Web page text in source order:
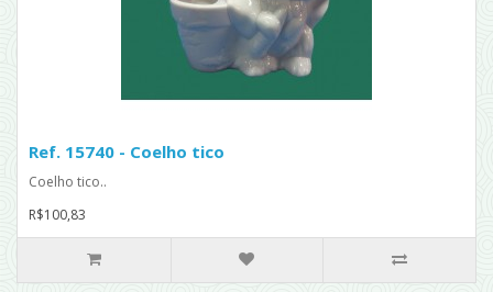
Ref. 15740 - Coelho tico
Coelho tico..
R$100,83